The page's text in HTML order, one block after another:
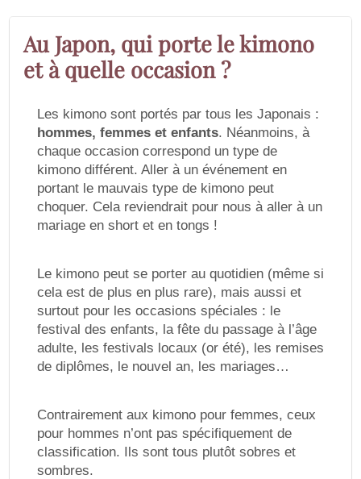
Au Japon, qui porte le kimono
et à quelle occasion ?
Les kimono sont portés par tous les Japonais :
hommes, femmes et enfants. Néanmoins, à
chaque occasion correspond un type de
kimono différent. Aller à un événement en
portant le mauvais type de kimono peut
choquer. Cela reviendrait pour nous à aller à un
mariage en short et en tongs !
Le kimono peut se porter au quotidien (même si
cela est de plus en plus rare), mais aussi et
surtout pour les occasions spéciales : le
festival des enfants, la fête du passage à l’âge
adulte, les festivals locaux (or été), les remises
de diplômes, le nouvel an, les mariages…
Contrairement aux kimono pour femmes, ceux
pour hommes n’ont pas spécifiquement de
classification. Ils sont tous plutôt sobres et
sombres.